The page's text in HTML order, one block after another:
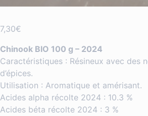
7,30€
Chinook BIO 100 g – 2024
Caractéristiques : Résineux avec des
d’épices.
Utilisation : Aromatique et amérisant.
Acides alpha récolte 2024 : 10.3 %
Acides béta récolte 2024 : 3 %